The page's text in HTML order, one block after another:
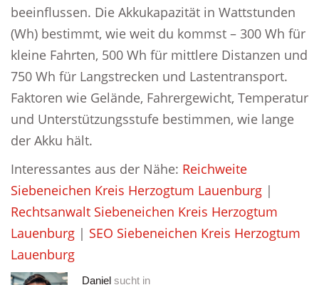
beeinflussen. Die Akkukapazität in Wattstunden
(Wh) bestimmt, wie weit du kommst – 300 Wh für
kleine Fahrten, 500 Wh für mittlere Distanzen und
750 Wh für Langstrecken und Lastentransport.
Faktoren wie Gelände, Fahrergewicht, Temperatur
und Unterstützungsstufe bestimmen, wie lange
der Akku hält.
Interessantes aus der Nähe: Reichweite
Siebeneichen Kreis Herzogtum Lauenburg |
Rechtsanwalt Siebeneichen Kreis Herzogtum
Lauenburg | SEO Siebeneichen Kreis Herzogtum
Lauenburg
Daniel sucht in